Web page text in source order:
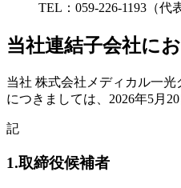
TEL：059-226-1193（代
当社連結子会社に
当社 株式会社メディカル一
につきましては、2026年5月
記
1.取締役候補者